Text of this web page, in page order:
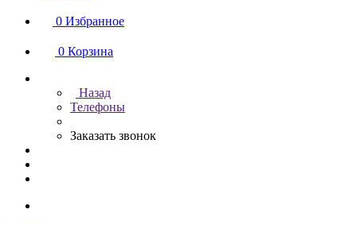
0 Избранное
0 Корзина
Назад
Телефоны
Заказать звонок